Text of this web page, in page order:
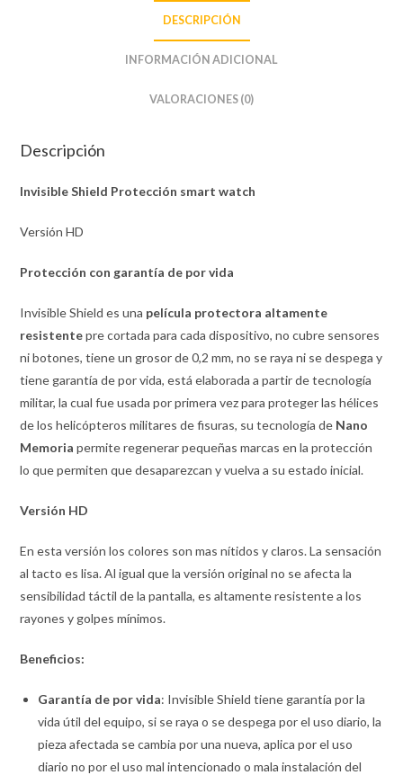
DESCRIPCIÓN
INFORMACIÓN ADICIONAL
VALORACIONES (0)
Descripción
Invisible Shield Protección smart watch
Versión HD
Protección con garantía de por vida
Invisible Shield es una película protectora altamente
resistentepre cortada para cada dispositivo, no cubre sensores
ni botones, tiene un grosor de 0,2 mm, no se raya ni se despega y
tiene garantía de por vida, está elaborada a partir de tecnología
militar, la cual fue usada por primera vez para proteger las hélices
de los helicópteros militares de fisuras, su tecnología de Nano
Memoria permite regenerar pequeñas marcas en la protección
lo que permiten que desaparezcan y vuelva a su estado inicial.
Versión HD
En esta versión los colores son mas nítidos y claros. La sensación
al tacto es lisa. Al igual que la versión original no se afecta la
sensibilidad táctil de la pantalla, es altamente resistente a los
rayones y golpes mínimos.
Beneficios:
Garantía de por vida: Invisible Shield tiene garantía por la
vida útil del equipo, si se raya o se despega por el uso diario, la
pieza afectada se cambia por una nueva, aplica por el uso
diario no por el uso mal intencionado o mala instalación del